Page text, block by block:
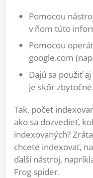
Pomocou
v ňom túto
Pomocou
google.com
Dajú sa použiť
je skôr zbytočné.
Tak, počet
ako sa dozvedieť,
indexovaných?
chcete indexovať,
ďalší nástroj,
Frog spider.